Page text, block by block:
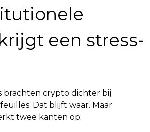
een stress-
brachten crypto dichter bij
Dat blijft waar. Maar
twee kanten op.